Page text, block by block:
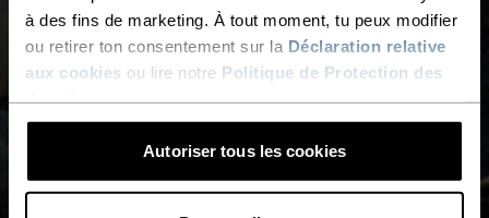
à des fins de marketing. À tout moment, tu peux modifier
ou retirer ton consentement sur la Déclaration relative
aux cookies ou lire notre Politique de Protection des
Autoriser tous les cookies